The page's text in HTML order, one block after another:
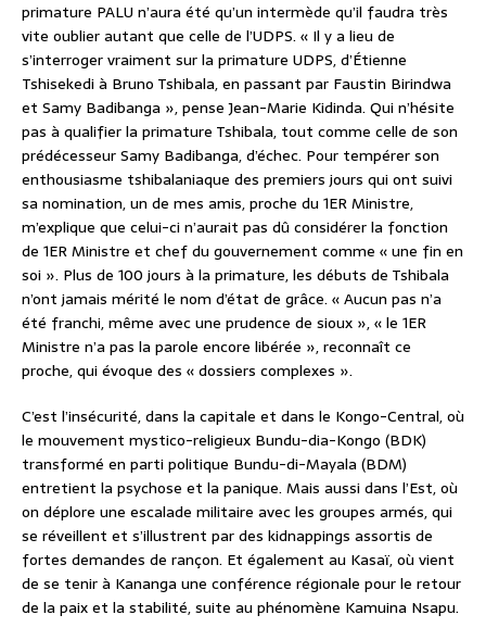
primature PALU n’aura été qu’un intermède qu’il faudra très
vite oublier autant que celle de l’UDPS. « Il y a lieu de
s’interroger vraiment sur la primature UDPS, d’Étienne
Tshisekedi à Bruno Tshibala, en passant par Faustin Birindwa
et Samy Badibanga », pense Jean-Marie Kidinda. Qui n’hésite
pas à qualifier la primature Tshibala, tout comme celle de son
prédécesseur Samy Badibanga, d’échec. Pour tempérer son
enthousiasme tshibalaniaque des premiers jours qui ont suivi
sa nomination, un de mes amis, proche du 1ER Ministre,
m’explique que celui-ci n’aurait pas dû considérer la fonction
de 1ER Ministre et chef du gouvernement comme « une fin en
soi ». Plus de 100 jours à la primature, les débuts de Tshibala
n’ont jamais mérité le nom d’état de grâce. « Aucun pas n’a
été franchi, même avec une prudence de sioux », « le 1ER
Ministre n’a pas la parole encore libérée », reconnaît ce
proche, qui évoque des « dossiers complexes ».
C’est l’insécurité, dans la capitale et dans le Kongo-Central, où
le mouvement mystico-religieux Bundu-dia-Kongo (BDK)
transformé en parti politique Bundu-di-Mayala (BDM)
entretient la psychose et la panique. Mais aussi dans l’Est, où
on déplore une escalade militaire avec les groupes armés, qui
se réveillent et s’illustrent par des kidnappings assortis de
fortes demandes de rançon. Et également au Kasaï, où vient
de se tenir à Kananga une conférence régionale pour le retour
de la paix et la stabilité, suite au phénomène Kamuina Nsapu.